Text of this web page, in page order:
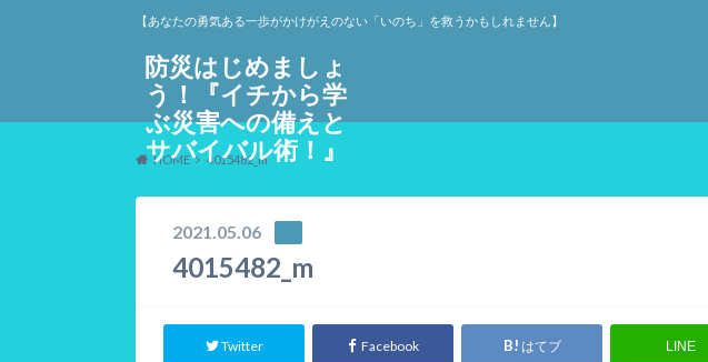
防災はじめましょ
う！『イチから学
ぶ災害への備えと
サバイバル術！』
【あなたの勇気ある一歩がかけがえのない「いのち」を救うかもしれません】
HOME
4015482_m
2021.05.06
4015482_m
Twitter Facebook はてブ LINE